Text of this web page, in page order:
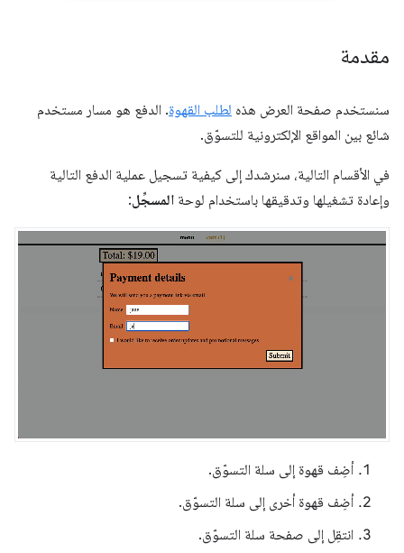
مقدمة
سنستخدم صفحة العرض هذه لطلب القهوة. الدفع هو مسار مستخدم
شائع بين المواقع الإلكترونية للتسوّق.
في الأقسام التالية، سنرشدك إلى كيفية تسجيل عملية الدفع التالية
وإعادة تشغيلها وتدقيقها باستخدام لوحة المسجِّل:
أضِف قهوة إلى سلة التسوّق.
أضِف قهوة أخرى إلى سلة التسوّق.
انتقِل إلى صفحة سلة التسوّق.